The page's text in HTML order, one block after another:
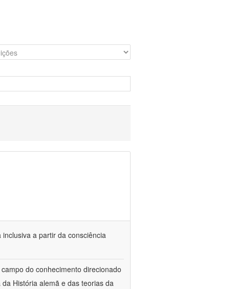
a partir da consciência
do conhecimento direcionado
História alemã e das teorias da